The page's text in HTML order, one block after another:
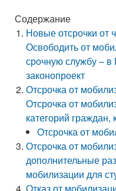
Содержание
Новые отсрочки от
Освободить от
срочную службу – в
законопроект
Отсрочка от
Отсрочка от
категорий
Отсрочка от
Отсрочка от
дополнительные
мобилизации для